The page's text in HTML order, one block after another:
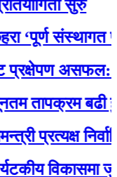
सुरु
संस्थागत
असफल:
बढी हुने
विकासमा